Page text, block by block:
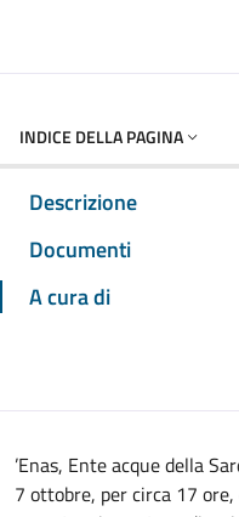
INDICE DELLA PAGINA
Descrizione
Documenti
A cura di
’Enas, Ente acque della
7 ottobre, per circa 17